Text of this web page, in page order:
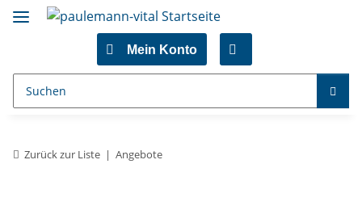
Mein Konto
Zurück zur Liste Angebote